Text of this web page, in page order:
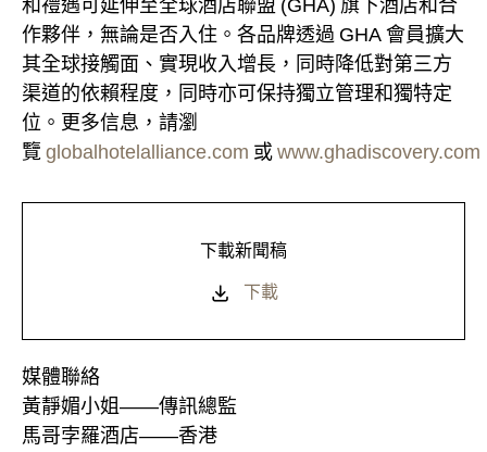
和禮遇可延伸至全球酒店聯盟 (GHA) 旗下酒店和合
作夥伴，無論是否入住。各品牌透過 GHA 會員擴大
其全球接觸面、實現收入增長，同時降低對第三方
渠道的依賴程度，同時亦可保持獨立管理和獨特定
位。更多信息，請瀏
覽 globalhotelalliance.com 或 www.ghadiscovery.com
下載新聞稿
下載
媒體聯絡
黃靜媚小姐——傳訊總監
馬哥孛羅酒店——香港